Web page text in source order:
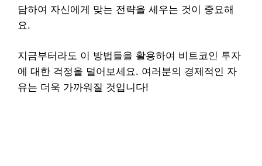
담하여 자신에게 맞는 전략을 세우는 것이 중요해
요.
지금부터라도 이 방법들을 활용하여 비트코인 투자
에 대한 걱정을 덜어보세요. 여러분의 경제적인 자
유는 더욱 가까워질 것입니다!